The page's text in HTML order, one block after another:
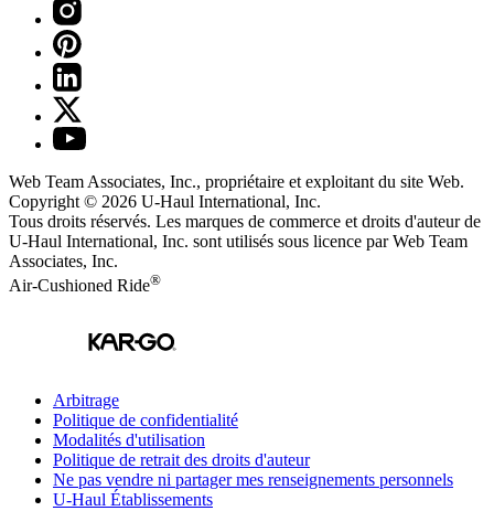
Web Team Associates, Inc., propriétaire et exploitant du site Web.
Copyright © 2026 U-Haul International, Inc.
Tous droits réservés. Les marques de commerce et droits d'auteur de
U-Haul International, Inc. sont utilisés sous licence par Web Team
Associates, Inc.
Air-Cushioned Ride®
Arbitrage
Politique de confidentialité
Modalités d'utilisation
Politique de retrait des droits d'auteur
Ne pas vendre ni partager mes renseignements personnels
U-Haul Établissements